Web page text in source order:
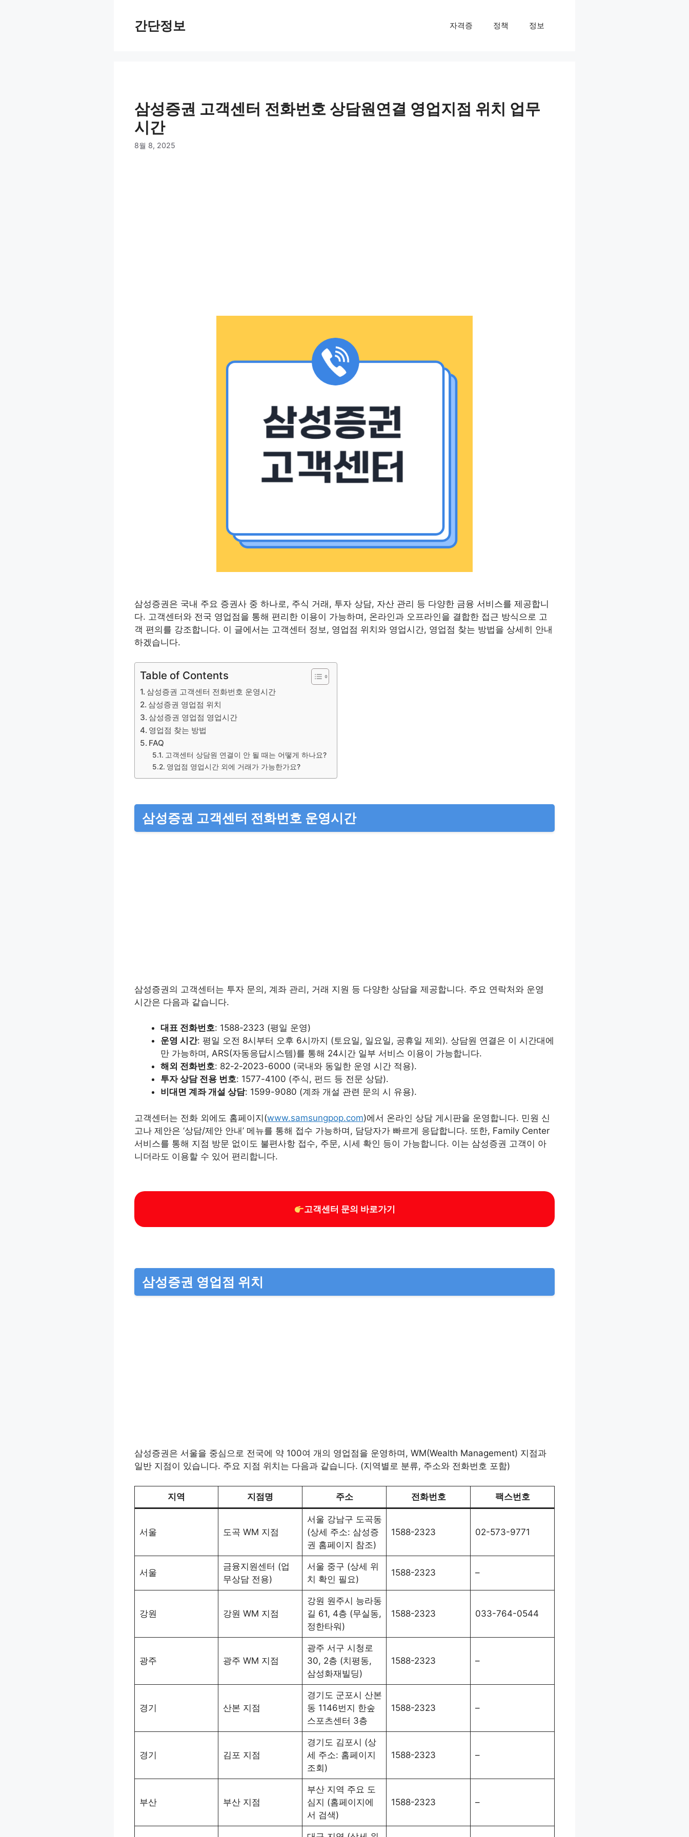
간단정보 자격증 정책 정보
삼성증권 고객센터 전화번호 상담원연결 영업지점 위치 업무
시간
8월 8, 2025
삼성증권은 국내 주요 증권사 중 하나로, 주식 거래, 투자 상담, 자산 관리 등 다양한 금융 서비스를 제공합니
다. 고객센터와 전국 영업점을 통해 편리한 이용이 가능하며, 온라인과 오프라인을 결합한 접근 방식으로 고
객 편의를 강조합니다. 이 글에서는 고객센터 정보, 영업점 위치와 영업시간, 영업점 찾는 방법을 상세히 안내
하겠습니다.
Table of Contents
삼성증권 고객센터 전화번호 운영시간
삼성증권 영업점 위치
삼성증권 영업점 영업시간
영업점 찾는 방법
FAQ
고객센터 상담원 연결이 안 될 때는 어떻게 하나요?
영업점 영업시간 외에 거래가 가능한가요?
삼성증권 고객센터 전화번호 운영시간
삼성증권의 고객센터는 투자 문의, 계좌 관리, 거래 지원 등 다양한 상담을 제공합니다. 주요 연락처와 운영
시간은 다음과 같습니다.
대표 전화번호: 1588-2323 (평일 운영)
운영 시간: 평일 오전 8시부터 오후 6시까지 (토요일, 일요일, 공휴일 제외). 상담원 연결은 이 시간대에
만 가능하며, ARS(자동응답시스템)를 통해 24시간 일부 서비스 이용이 가능합니다.
해외 전화번호: 82-2-2023-6000 (국내와 동일한 운영 시간 적용).
투자 상담 전용 번호: 1577-4100 (주식, 펀드 등 전문 상담).
비대면 계좌 개설 상담: 1599-9080 (계좌 개설 관련 문의 시 유용).
고객센터는 전화 외에도 홈페이지(www.samsungpop.com)에서 온라인 상담 게시판을 운영합니다. 민원 신
고나 제안은 ‘상담/제안 안내’ 메뉴를 통해 접수 가능하며, 담당자가 빠르게 응답합니다. 또한, Family Center
서비스를 통해 지점 방문 없이도 불편사항 접수, 주문, 시세 확인 등이 가능합니다. 이는 삼성증권 고객이 아
니더라도 이용할 수 있어 편리합니다.
고객센터 문의 바로가기
삼성증권 영업점 위치
삼성증권은 서울을 중심으로 전국에 약 100여 개의 영업점을 운영하며, WM(Wealth Management) 지점과
일반 지점이 있습니다. 주요 지점 위치는 다음과 같습니다. (지역별로 분류, 주소와 전화번호 포함)
지역 지점명 주소 전화번호 팩스번호
서울 도곡 WM 지점
서울 강남구 도곡동
(상세 주소: 삼성증
권 홈페이지 참조)
1588-2323 02-573-9771
서울
금융지원센터 (업
무상담 전용)
서울 중구 (상세 위
치 확인 필요)
1588-2323 –
강원 강원 WM 지점
강원 원주시 능라동
길 61, 4층 (무실동,
정한타워)
1588-2323 033-764-0544
광주 광주 WM 지점
광주 서구 시청로
30, 2층 (치평동,
삼성화재빌딩)
1588-2323 –
경기 산본 지점
경기도 군포시 산본
동 1146번지 한숲
스포츠센터 3층
1588-2323 –
경기 김포 지점
경기도 김포시 (상
세 주소: 홈페이지
조회)
1588-2323 –
부산 부산 지점
부산 지역 주요 도
심지 (홈페이지에
서 검색)
1588-2323 –